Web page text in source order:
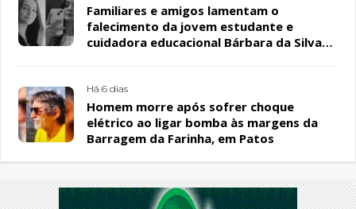
Familiares e amigos lamentam o
falecimento da jovem estudante e
cuidadora educacional Bárbara da Silva
Há 6 dias
Homem morre após sofrer choque
elétrico ao ligar bomba às margens da
Barragem da Farinha, em Patos